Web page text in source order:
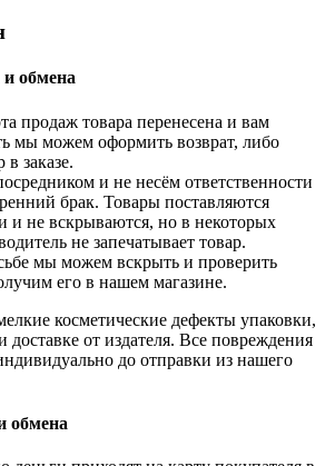
обмена
продаж товара перенесена и вам
мы можем оформить возврат, либо
в заказе.
и не несём ответственности
брак. Товары поставляются
и не вскрываются, но в некоторых
не запечатывает товар.
мы можем вскрыть и проверить
его в нашем магазине.
косметические дефекты упаковки,
доставке от издателя. Все повреждения
до отправки из нашего
обмена